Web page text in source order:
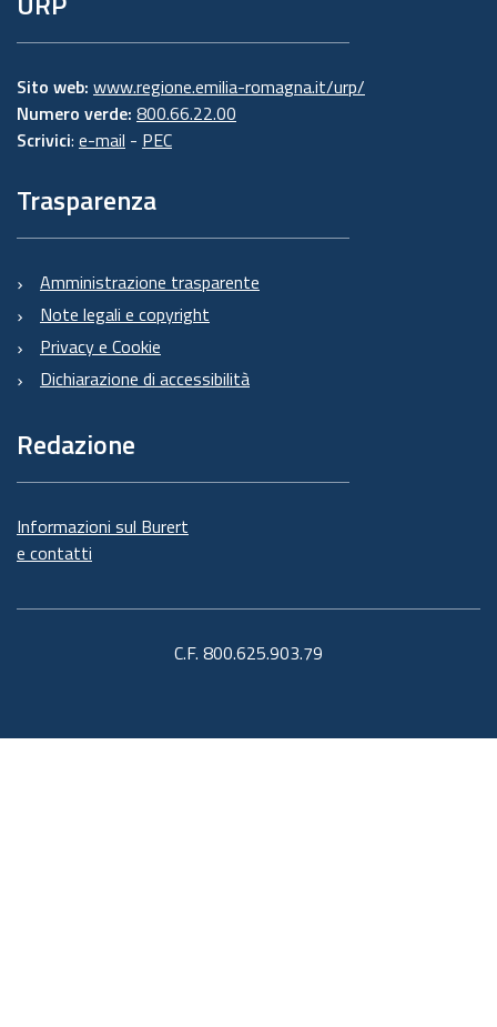
Sito web: www.regione.emilia-romagna.it/urp/
Numero verde: 800.66.22.00
Scrivici: e-mail - PEC
Trasparenza
Amministrazione trasparente
Note legali e copyright
Privacy e Cookie
Dichiarazione di accessibilità
Redazione
Informazioni sul Burert
e contatti
C.F. 800.625.903.79